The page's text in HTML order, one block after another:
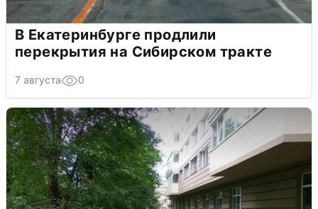
В Екатеринбурге продлили
перекрытия на Сибирском тракте
7 августа 0